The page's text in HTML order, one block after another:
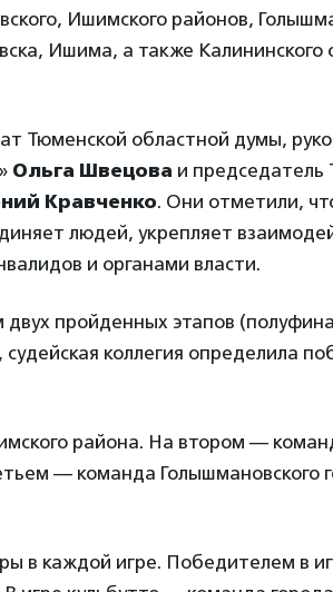
Ишимского районов,
Ишима, а также Калининского
Тюменской областной думы,
Ольга Швецова и председатель
Кравченко. Они отметили,
людей, укрепляет
и органами власти.
пройденных этапов
коллегия определила
района. На втором —
— команда Голышмановского
в каждой игре. Победителем в